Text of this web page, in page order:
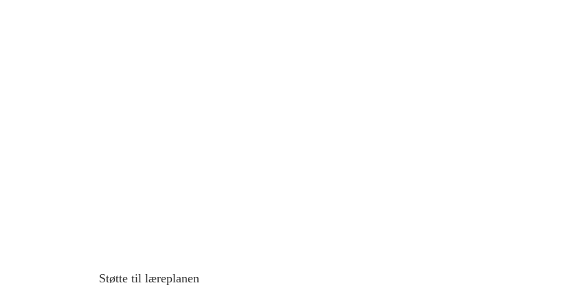
Støtte til læreplanen